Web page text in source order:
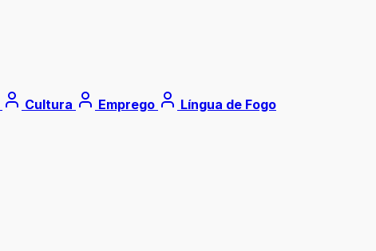
Cultura Emprego Língua de Fogo